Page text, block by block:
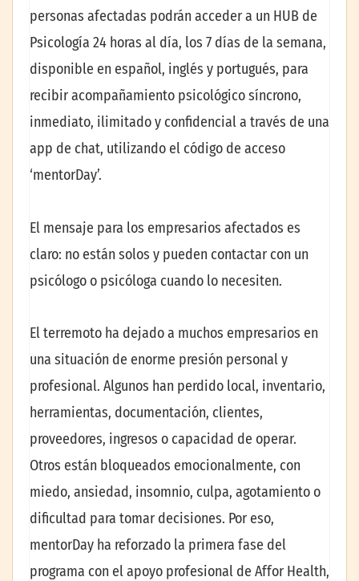
personas afectadas podrán acceder a un HUB de
Psicología 24 horas al día, los 7 días de la semana,
disponible en español, inglés y portugués, para
recibir acompañamiento psicológico síncrono,
inmediato, ilimitado y confidencial a través de una
app de chat, utilizando el código de acceso
‘mentorDay’.
El mensaje para los empresarios afectados es
claro: no están solos y pueden contactar con un
psicólogo o psicóloga cuando lo necesiten.
El terremoto ha dejado a muchos empresarios en
una situación de enorme presión personal y
profesional. Algunos han perdido local, inventario,
herramientas, documentación, clientes,
proveedores, ingresos o capacidad de operar.
Otros están bloqueados emocionalmente, con
miedo, ansiedad, insomnio, culpa, agotamiento o
dificultad para tomar decisiones. Por eso,
mentorDay ha reforzado la primera fase del
programa con el apoyo profesional de Affor Health,